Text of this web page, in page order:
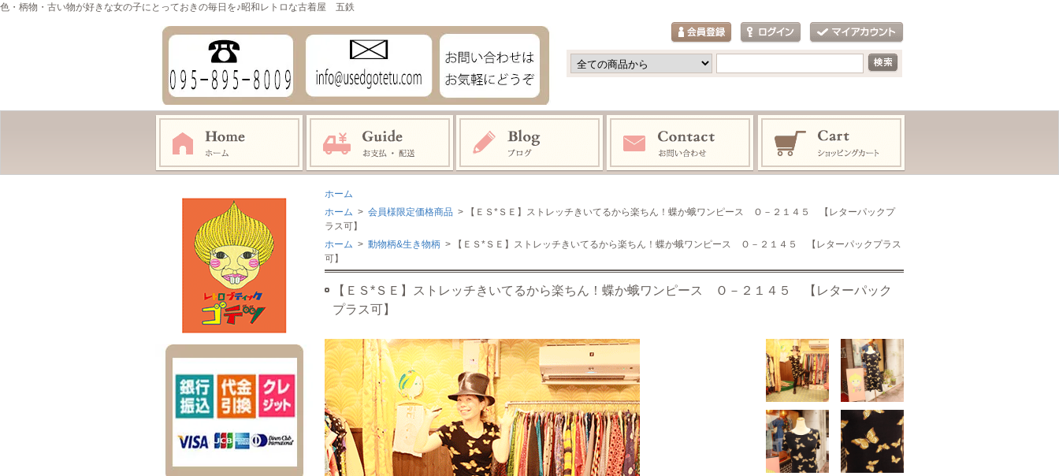
色・柄物・古い物が好きな女の子にとっておきの毎日を♪昭和レトロな古着屋 五鉄
ホーム
ホーム > 会員様限定価格商品 > 【ＥＳ*ＳＥ】ストレッチきいてるから楽ちん！蝶か蛾ワンピース Ｏ－２１４５ 【レターパックプ
ラス可】
ホーム > 動物柄&生き物柄 > 【ＥＳ*ＳＥ】ストレッチきいてるから楽ちん！蝶か蛾ワンピース Ｏ－２１４５ 【レターパックプラス
可】
【ＥＳ*ＳＥ】ストレッチきいてるから楽ちん！蝶か蛾ワンピース Ｏ－２１４５ 【レターパック
プラス可】